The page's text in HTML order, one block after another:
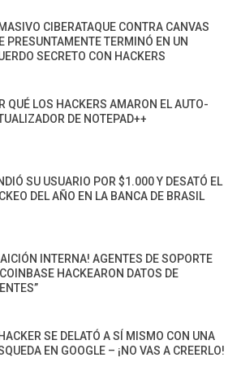
CIBERATAQUE CONTRA CANVAS
PRESUNTAMENTE TERMINÓ EN UN
SECRETO CON HACKERS
QUÉ LOS HACKERS AMARON EL AUTO-
DE NOTEPAD++
SU USUARIO POR $1.000 Y DESATÓ EL
DEL AÑO EN LA BANCA DE BRASIL
INTERNA! AGENTES DE SOPORTE
HACKEARON DATOS DE
SE DELATÓ A SÍ MISMO CON UNA
EN GOOGLE – ¡NO VAS A CREERLO!